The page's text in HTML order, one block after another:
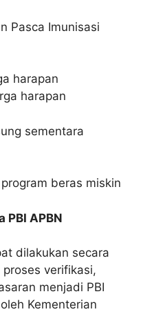
Pasca Imunisasi
harapan
harapan
sementara
beras miskin
PBI APBN
dilakukan secara
verifikasi,
menjadi PBI
Kementerian